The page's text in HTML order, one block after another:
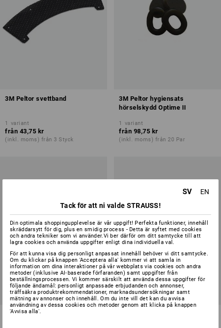
3M Peltor svettband
1 variant
från 43,75 kr
(inkl. moms) från 3 Styck
3M Peltor hygiensats
hörselskydd Optime II
1 variant
från 98,75 kr
(inkl. moms) från 20 Par
Nackskydd
SV
EN
Tack för att ni valde STRAUSS!
Din optimala shoppingupplevelse är vår uppgift! Perfekta funktioner, innehåll
skräddarsytt för dig, plus en smidig process - Detta är syftet med cookies
och andra tekniker som vi använder.Vi ber därför om ditt samtycke till att
lagra cookies och använda uppgifter enligt dina individuella val.
För att kunna visa dig personligt anpassat innehåll behöver vi ditt samtycke.
Om du klickar på knappen 'Acceptera alla' kommer vi att samla in
information om dina interaktioner på vår webbplats via cookies och andra
metoder (inklusive AI‑baserade förfaranden) samt uppgifter från
beställningsprocessen. Vi kommer särskilt att använda dessa uppgifter för
följande ändamål: personligt anpassade erbjudanden och annonser,
träffsäkra produktrekommendationer, marknadsundersökningar samt
mätning av annonser och innehåll. Om du inte vill det kan du avvisa
användning av dessa cookies och metoder genom att klicka på knappen
'Avvisa alla'.